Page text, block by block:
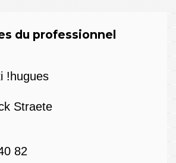
du professionnel
!hugues
Straete
82